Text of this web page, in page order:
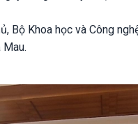
Khoa học và Công
u.